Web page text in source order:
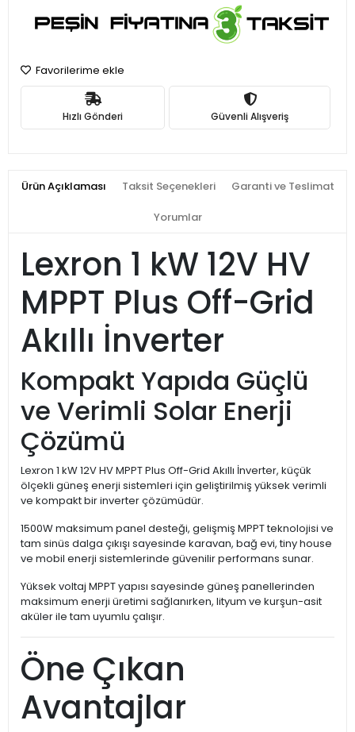
Favorilerime ekle
Hızlı Gönderi Güvenli Alışveriş
Ürün Açıklaması Taksit Seçenekleri Garanti ve Teslimat
Yorumlar
Lexron 1 kW 12V HV
MPPT Plus Off-Grid
Akıllı İnverter
Kompakt Yapıda Güçlü
ve Verimli Solar Enerji
Çözümü
Lexron 1 kW 12V HV MPPT Plus Off-Grid Akıllı İnverter, küçük
ölçekli güneş enerji sistemleri için geliştirilmiş yüksek verimli
ve kompakt bir inverter çözümüdür.
1500W maksimum panel desteği, gelişmiş MPPT teknolojisi ve
tam sinüs dalga çıkışı sayesinde karavan, bağ evi, tiny house
ve mobil enerji sistemlerinde güvenilir performans sunar.
Yüksek voltaj MPPT yapısı sayesinde güneş panellerinden
maksimum enerji üretimi sağlanırken, lityum ve kurşun-asit
aküler ile tam uyumlu çalışır.
Öne Çıkan
Avantajlar